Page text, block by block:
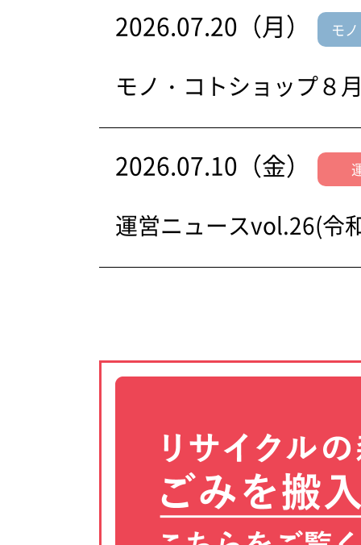
2026.07.20（月） モ
モノ・コトショップ８
2026.07.10（金）
運営ニュースvol.26(令